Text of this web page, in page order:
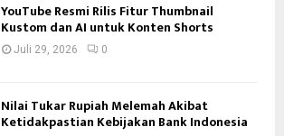
YouTube Resmi Rilis Fitur Thumbnail
Kustom dan AI untuk Konten Shorts
Juli 29, 2026 0
Nilai Tukar Rupiah Melemah Akibat
Ketidakpastian Kebijakan Bank Indonesia